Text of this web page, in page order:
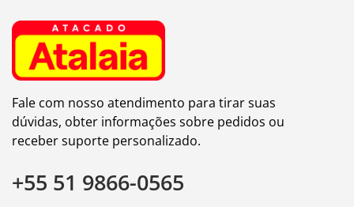
Fale com nosso atendimento para tirar suas
dúvidas, obter informações sobre pedidos ou
receber suporte personalizado.
+55 51 9866-0565